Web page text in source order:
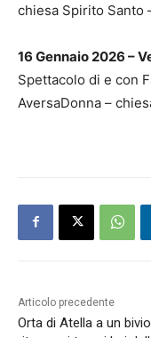
chiesa Spirito Santo
16 Gennaio 2026 –
Spettacolo di e con
AversaDonna –
Articolo precedente
Orta di Atella a un